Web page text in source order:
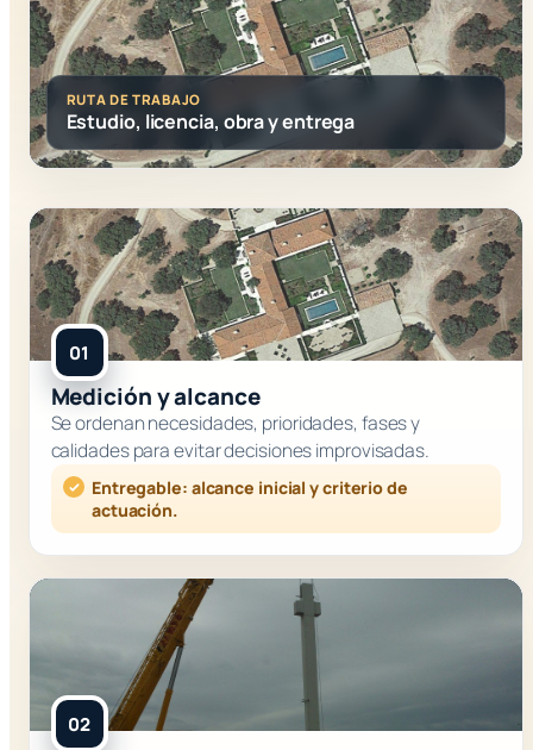
RUTA DE TRABAJO
Estudio, licencia, obra y entrega
01
Medición y alcance
Se ordenan necesidades, prioridades, fases y
calidades para evitar decisiones improvisadas.
Entregable: alcance inicial y criterio de
actuación.
02